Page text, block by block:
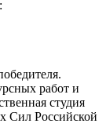
работ и
студия
Сил Российской